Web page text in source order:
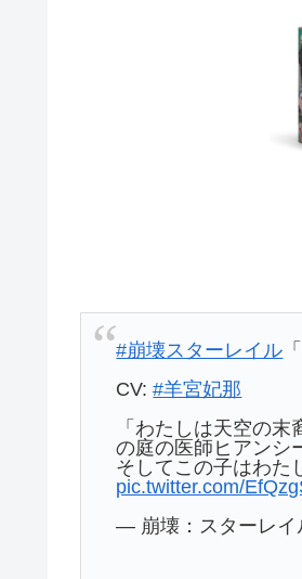
#崩壊スターレイル
CV:#羊宮妃那
「わたしは天空の
の庭の医師ヒアンシ
そしてこの子はわ
pic.twitter.com/
— 崩壊：スターレイ